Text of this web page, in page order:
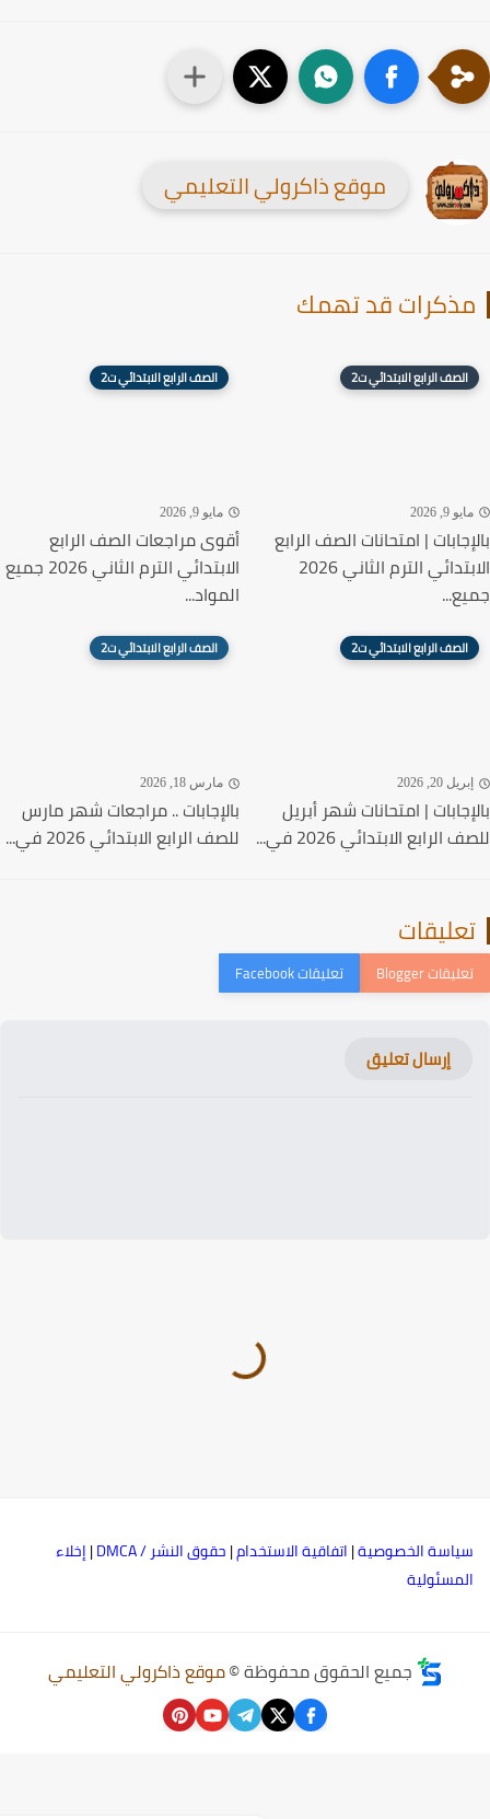
موقع ذاكرولي التعليمي
قد تهمك
الصف الرابع الابتدائي ت2
9, 2026
| امتحانات الصف الرابع
الابتدائي الترم الثاني 2026
الصف الرابع الابتدائي ت2
مايو 9, 2026
أقوى مراجعات الصف الرابع
الابتدائي الترم الثاني 2026 جميع
المواد...
الصف الرابع الابتدائي ت2
20, 2026
| امتحانات شهر أبريل
الابتدائي 2026 في...
الصف الرابع الابتدائي ت2
مارس 18, 2026
بالإجابات .. مراجعات شهر مارس
للصف الرابع الابتدائي 2026 في...
إرسال تعليق
الخصوصية|اتفاقية الاستخدام|حقوق النشر / DMCA |إخلاء
جميع الحقوق محفوظة ©موقع ذاكرولي التعليمي